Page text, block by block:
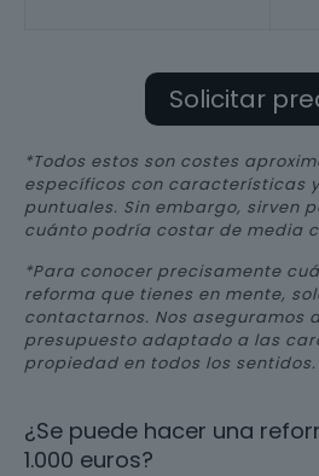
Solicitar
*Todos estos son costes
específicos con características
puntuales. Sin embargo, sirven
cuánto podría costar de media
*Para conocer precisamente
reforma que tienes en mente,
contactarnos. Nos aseguramos
presupuesto adaptado a las
propiedad en todos los sentidos.
¿Se puede hacer una
1.000 euros?